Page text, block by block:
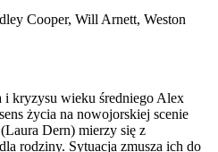
Cooper, Will Arnett, Weston
i kryzysu wieku średniego Alex
życia na nowojorskiej scenie
Dern) mierzy się z
rodziny. Sytuacja zmusza ich do